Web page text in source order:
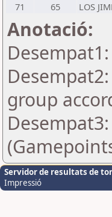
71
65 LOS
Anotació:
group
Servidor de resultats de
Impressió